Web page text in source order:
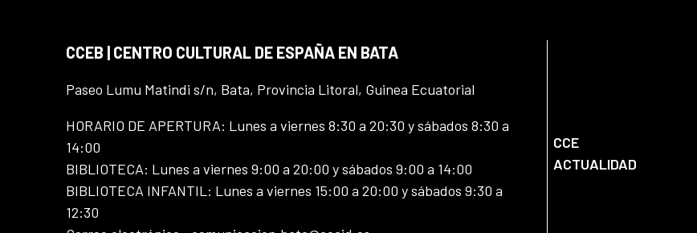
CCEB | CENTRO CULTURAL DE ESPAÑA EN BATA
Paseo Lumu Matindi s/n, Bata, Provincia Litoral, Guinea Ecuatorial
HORARIO DE APERTURA: Lunes a viernes 8:30 a 20:30 y sábados 8:30 a
14:00
BIBLIOTECA: Lunes a viernes 9:00 a 20:00 y sábados 9:00 a 14:00
BIBLIOTECA INFANTIL: Lunes a viernes 15:00 a 20:00 y sábados 9:30 a
12:30
CCE
ACTUALIDAD